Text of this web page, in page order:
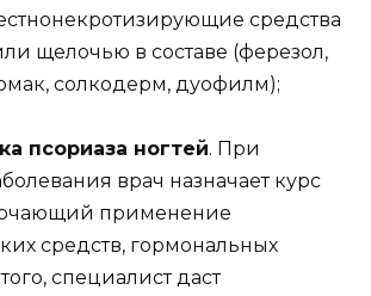
средства
щелочью в составе (ферезол,
солкодерм, дуофилм);
псориаза ногтей. При
врач назначает курс
применение
средств, гормональных
специалист даст